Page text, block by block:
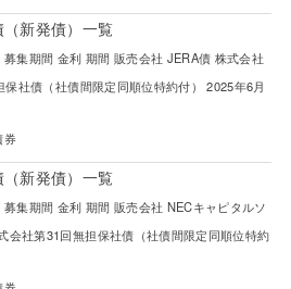
新発債）一覧
集期間 金利 期間 販売会社 JERA債 株式会社
保社債（社債間限定同順位特約付） 2025年6月
券
新発債）一覧
集期間 金利 期間 販売会社 NECキャピタルソ
会社第31回無担保社債（社債間限定同順位特約